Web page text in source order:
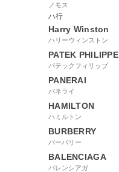
ノモス
ハ行
Harry Winston
ハリーウィンストン
PATEK PHILIPPE
パテックフィリップ
PANERAI
パネライ
HAMILTON
ハミルトン
BURBERRY
バーバリー
BALENCIAGA
バレンシアガ